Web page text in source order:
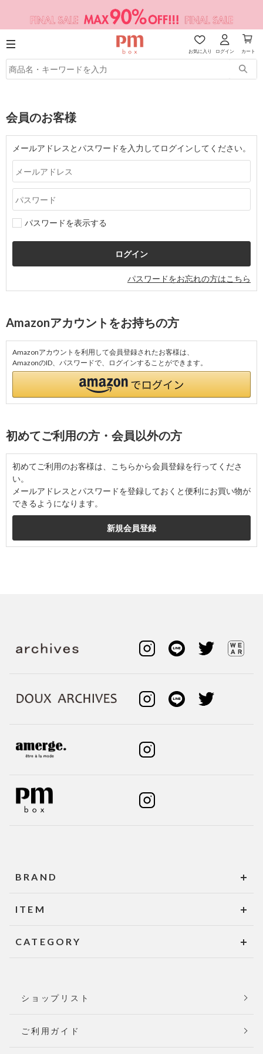
お気に入り ログイン カート
会員のお客様
メールアドレスとパスワードを入力してログインしてください。
パスワードを表示する
パスワードをお忘れの方はこちら
Amazonアカウントをお持ちの方
Amazonアカウントを利用して会員登録されたお客様は、
AmazonのID、パスワードで、ログインすることができます。
初めてご利用の方・会員以外の方
初めてご利用のお客様は、こちらから会員登録を行ってくださ
い。
メールアドレスとパスワードを登録しておくと便利にお買い物が
できるようになります。
BRAND
ITEM
CATEGORY
ショップリスト
ご利用ガイド